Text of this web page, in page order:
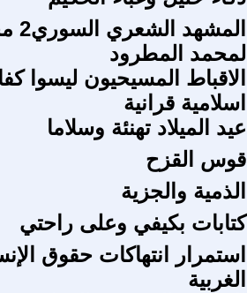
لمحمد المطرود
الاقباط المسيحيون ليسوا
اسلامية قرانية
عيد الميلاد تهنئة وسلاما
قوس القزح
الذمية والجزية
كتابات بكيفي وعلى راحتي
استمرار انتهاكات حقوق
الغربية